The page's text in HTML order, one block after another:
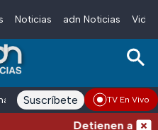
Noticias adn Noticias
adn Noticias Radio
Suscríbete TV En Vivo
Detienen al